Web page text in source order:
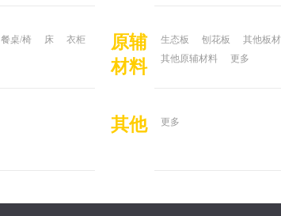
餐桌/椅 床
衣柜
原辅
材料
生态板 刨花板 其他板材
其他原辅材料
更多
其他 更多